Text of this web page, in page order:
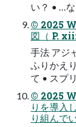
い？ • …
© 2025
図（ P.
手法 アジ
ふりかえ
て • スプ
© 2025
りを導入
り組んで